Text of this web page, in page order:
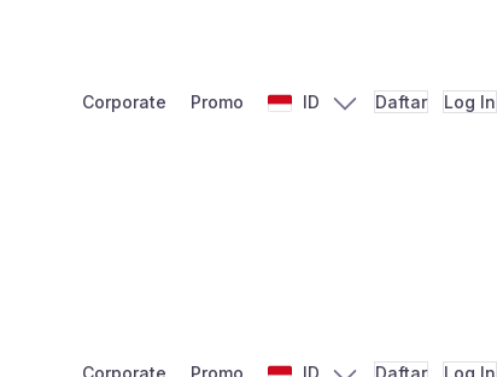
Corporate Promo ID Daftar Log In